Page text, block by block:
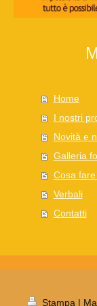
Home
I nostri
Novità e
Galleria
Cosa
Verbali
Contatti
Stampa |